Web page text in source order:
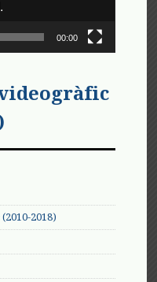
00:00
2018)